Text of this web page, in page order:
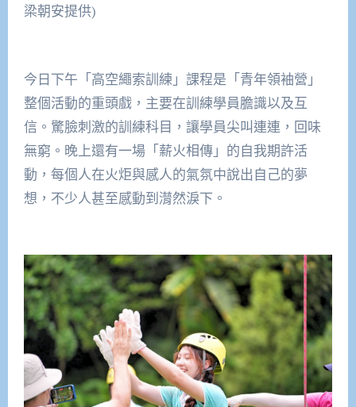
梁朝安提供)
今日下午「高空繩索訓練」課程是「青年領袖營」
整個活動的重頭戲，主要在訓練學員膽識以及互
信。驚臉刺激的訓練科目，讓學員尖叫連連，回味
無窮。晚上還有一場「薪火相傳」的自我期許活
動，每個人在火炬與感人的氣氛中說出自己的夢
想，不少人甚至感動到潸然淚下。